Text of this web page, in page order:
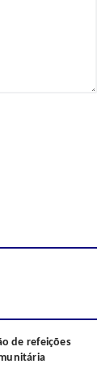
de refeições